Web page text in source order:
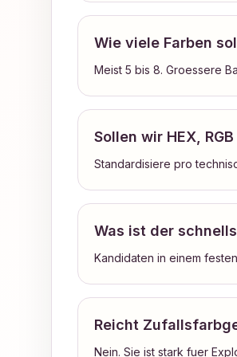
Wie viele Farben
Meist 5 bis 8. Groessere
Sollen wir HEX,
Standardisiere pro
Was ist der
Kandidaten in einem
Reicht
Nein. Sie ist stark fuer